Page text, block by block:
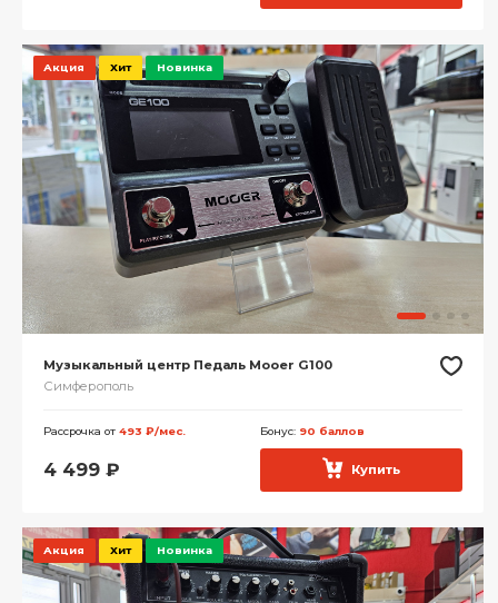
Акция Хит Новинка
Музыкальный центр Педаль Mooer G100
Симферополь
Рассрочка от 493 ₽/мес. Бонус: 90 баллов
4 499 ₽ Купить
Акция Хит Новинка